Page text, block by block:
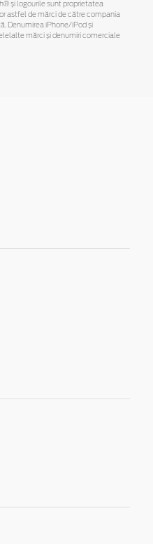
și logourile sunt proprietatea
astfel de mărci de către compania
Denumirea iPhone/iPod și
mărci și denumiri comerciale